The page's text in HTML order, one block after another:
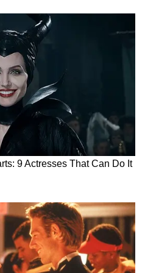
'কেউ তৃণমূলীদের দলে নিলে সে
সাসপেন্ড হবে', বিজেপি নেতাদের
কড়া বার্তা দিলীপের
অন্নপূর্ণা যোজনা নিয়ে প্রশ্ন তুলে
শুভেন্দুকে আক্রমণ কুণালের,